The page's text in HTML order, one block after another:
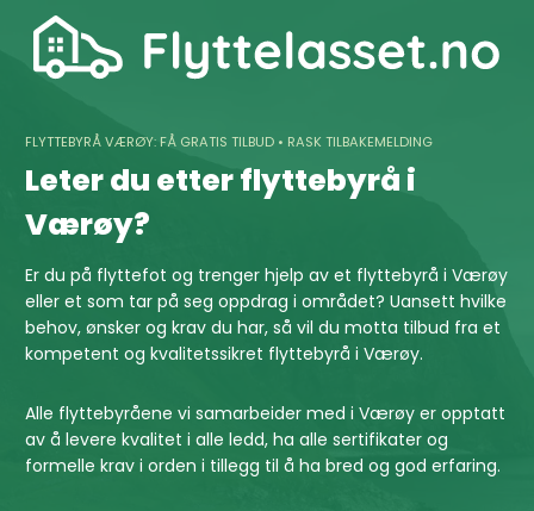
content
FLYTTEBYRÅ VÆRØY: FÅ GRATIS TILBUD • RASK TILBAKEMELDING
Leter du etter flyttebyrå i
Værøy?
Er du på flyttefot og trenger hjelp av et flyttebyrå i Værøy
eller et som tar på seg oppdrag i området? Uansett hvilke
behov, ønsker og krav du har, så vil du motta tilbud fra et
kompetent og kvalitetssikret flyttebyrå i Værøy.
Alle flyttebyråene vi samarbeider med i Værøy er opptatt
av å levere kvalitet i alle ledd, ha alle sertifikater og
formelle krav i orden i tillegg til å ha bred og god erfaring.